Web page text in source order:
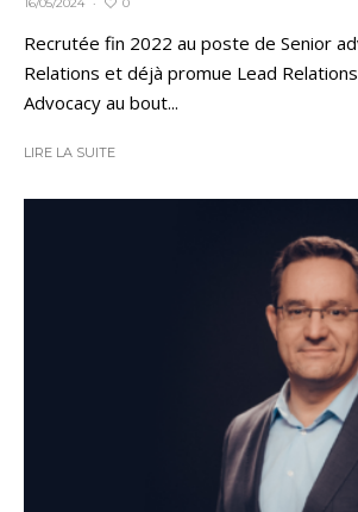
16/05/2024 ·
Recrutée fin 2022 au poste de Senior
Relations et déjà promue Lead
Advocacy au bout...
LIRE LA SUITE